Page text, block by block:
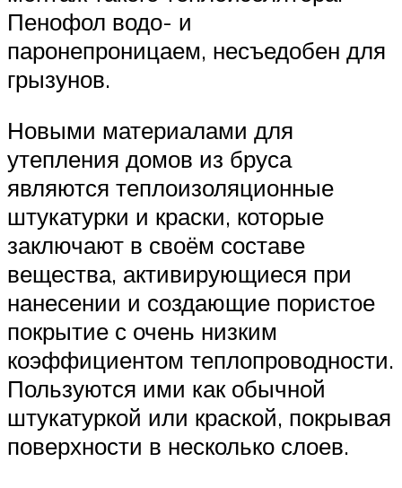
Пенофол водо- и
паронепроницаем, несъедобен для
грызунов.
Новыми материалами для
утепления домов из бруса
являются теплоизоляционные
штукатурки и краски, которые
заключают в своём составе
вещества, активирующиеся при
нанесении и создающие пористое
покрытие с очень низким
коэффициентом теплопроводности.
Пользуются ими как обычной
штукатуркой или краской, покрывая
поверхности в несколько слоев.